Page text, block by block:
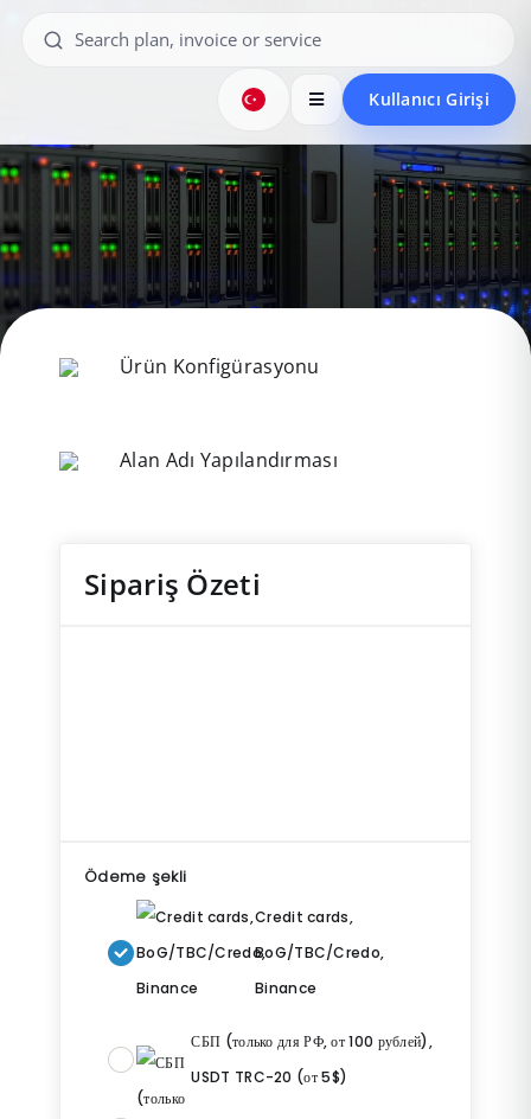
Kullanıcı Girişi
Ürün Konfigürasyonu
Alan Adı Yapılandırması
Sipariş Özeti
Ödeme şekli
Credit cards,
BoG/TBC/Credo,
Binance
СБП (только для РФ, от 100 рублей),
USDT TRC-20 (от 5$)